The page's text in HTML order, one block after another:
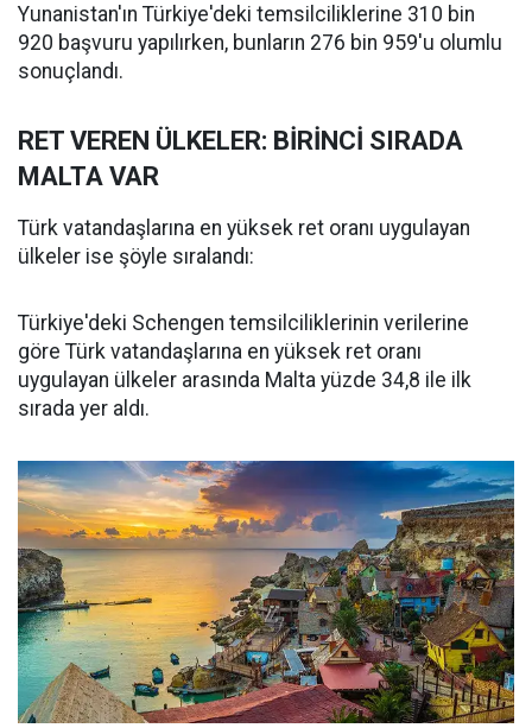
Yunanistan'ın Türkiye'deki temsilciliklerine 310 bin
920 başvuru yapılırken, bunların 276 bin 959'u olumlu
sonuçlandı.
RET VEREN ÜLKELER: BİRİNCİ SIRADA
MALTA VAR
Türk vatandaşlarına en yüksek ret oranı uygulayan
ülkeler ise şöyle sıralandı:
Türkiye'deki Schengen temsilciliklerinin verilerine
göre Türk vatandaşlarına en yüksek ret oranı
uygulayan ülkeler arasında Malta yüzde 34,8 ile ilk
sırada yer aldı.